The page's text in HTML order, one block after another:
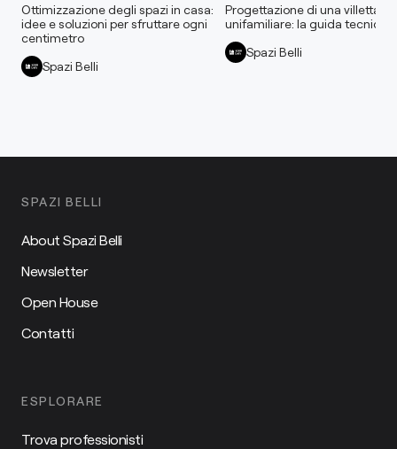
Ottimizzazione degli spazi in casa:
idee e soluzioni per sfruttare ogni
centimetro
Spazi Belli
Progettazione di una villetta
unifamiliare: la guida tecnica
Spazi Belli
SPAZI BELLI
About Spazi Belli
Newsletter
Open House
Contatti
ESPLORARE
Trova professionisti